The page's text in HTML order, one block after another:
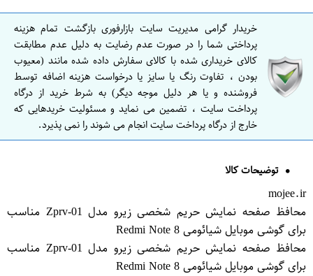
خریدار گرامی مدیریت سایت بازارفوری بازگشت تمام هزینه
پرداختی شما را در صورت عدم رضایت به دلیل عدم مطابقت
کالای خریداری شده با کالای سفارش داده شده مانند (معیوب
بودن ، تفاوت رنگ یا سایز یا درخواست هزینه اضافه توسط
فروشنده و یا هر دلیل موجه دیگر) به شرط خرید از درگاه
پرداخت سایت ، تضمین می نماید و مسئولیت خریدهایی که
خارج از درگاه پرداخت سایت انجام می شوند را نمی پذیرد.
توضیحات کالا
mojee.ir
محافظ صفحه نمایش حریم شخصی زیرو مدل Zprv-01 مناسب
برای گوشی موبایل شیائومی Redmi Note 8
محافظ صفحه نمایش حریم شخصی زیرو مدل Zprv-01 مناسب
برای گوشی موبایل شیائومی Redmi Note 8